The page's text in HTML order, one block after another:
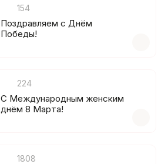
154
Поздравляем с Днём
Победы!
224
C Международным женским
днём 8 Марта!
1808